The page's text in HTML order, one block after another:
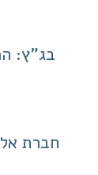
בג"ץ:
חברת